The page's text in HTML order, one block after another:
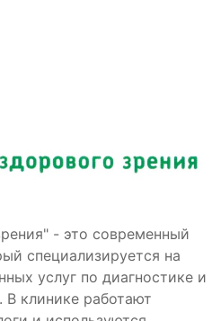
- это современный
специализируется на
услуг по диагностике и
В клинике работают